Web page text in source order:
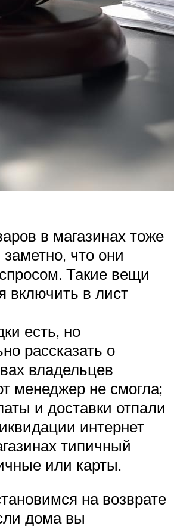
в магазинах тоже
что они
Такие вещи
включить в лист
есть, но
рассказать о
владельцев
менеджер не смогла;
и доставки отпали
интернет
типичный
или карты.
на возврате
дома вы